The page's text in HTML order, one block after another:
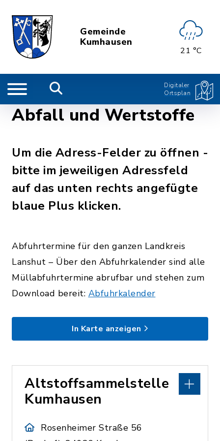
Gemeinde
Kumhausen
21 °C
Digitaler
Ortsplan
Abfall und Wertstoffe
Um die Adress-Felder zu öffnen -
bitte im jeweiligen Adressfeld
auf das unten rechts angefügte
blaue Plus klicken.
Abfuhrtermine für den ganzen Landkreis
Lanshut – Über den Abfuhrkalender sind alle
Müllabfuhrtermine abrufbar und stehen zum
Download bereit: Abfuhrkalender
In Karte anzeigen
Altstoffsammelstelle
Kumhausen
Rosenheimer Straße 56